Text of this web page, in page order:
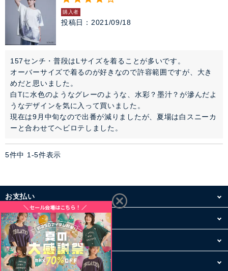
購入者
投稿日 2021/09/18
157センチ・普段はLサイズを着ることが多いです。
オーバーサイズで着るのが好きなので許容範囲ですが、大き
めだと思いました。
白Tに水色のようなグレーのような、水彩？墨汁？が滲んだよ
うなデザインを気に入って買いました。
現在は9月中旬なので出番が減りましたが、夏場は白スニーカ
5件中 1 -5件表示
お支払い
配送・送料
お買い物について
その他